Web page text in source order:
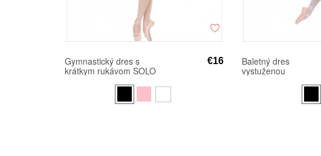
Gymnastický dres s
krátkym rukávom SOLO
€16
Baletný dres
vystuženou